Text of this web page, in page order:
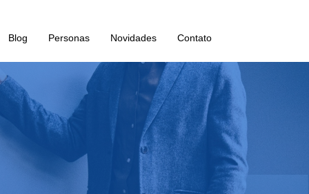
Blog Personas Novidades Contato